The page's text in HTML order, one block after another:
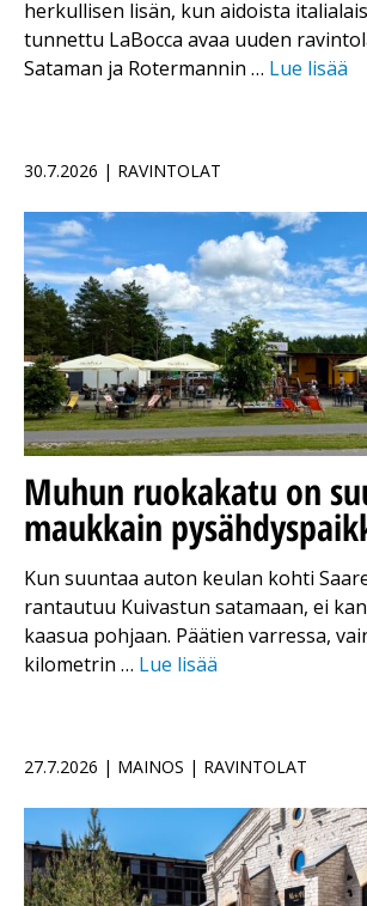
herkullisen lisän, kun aidoista
tunnettu LaBocca avaa uuden
Sataman ja Rotermannin … Lue lisää
30.7.2026 | RAVINTOLAT
Muhun ruokakatu on
maukkain
Kun suuntaa auton keulan kohti
rantautuu Kuivastun satamaan, ei
kaasua pohjaan. Päätien varressa,
kilometrin … Lue lisää
27.7.2026 | MAINOS | RAVINTOLAT